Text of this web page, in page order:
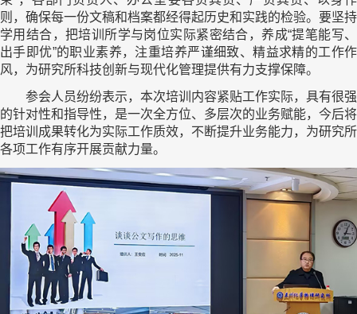
则，确保每一份文稿和档案都经得起历史和实践的检验。要坚持
学用结合，把培训所学与岗位实际紧密结合，养成“提笔能写、
出手即优”的职业素养，注重培养严谨细致、精益求精的工作作
风，为研究所科技创新与现代化管理提供有力支撑保障。
参会人员纷纷表示，本次培训内容紧贴工作实际，具有很强
的针对性和指导性，是一次全方位、多层次的业务赋能，今后将
把培训成果转化为实际工作质效，不断提升业务能力，为研究所
各项工作有序开展贡献力量。